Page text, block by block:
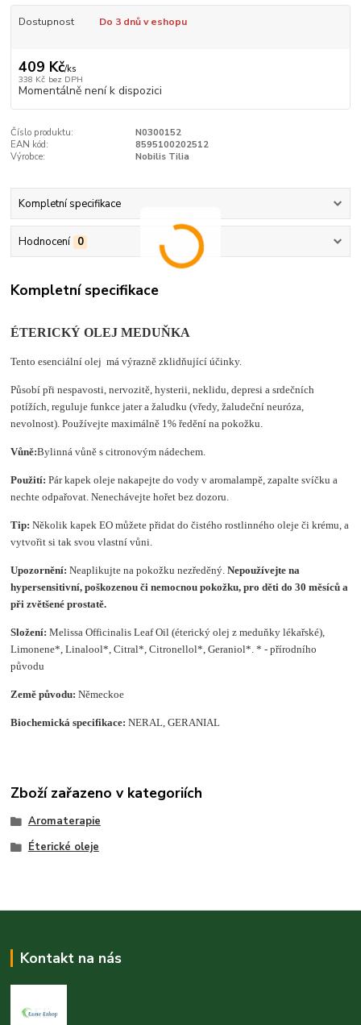
Dostupnost Do 3 dnů v eshopu
409 Kč/ks
338 Kč bez DPH
Momentálně není k dispozici
Číslo produktu:
N0300152
EAN kód:
8595100202512
Výrobce:
Nobilis Tilia
Kompletní specifikace
Hodnocení 0
Kompletní specifikace
ÉTERICKÝ OLEJ MEDUŇKA
Tento esenciální olej má výrazně zklidňující účinky.
Působí při nespavosti, nervozitě, hysterii, neklidu, depresi a srdečních
potížích, reguluje funkce jater a žaludku (vředy, žaludeční neuróza,
nevolnost). Používejte maximálně 1% ředění na pokožku.
Vůně:Bylinná vůně s citronovým nádechem.
Použití: Pár kapek oleje nakapejte do vody v aromalampě, zapalte svíčku a
nechte odpařovat. Nenechávejte hořet bez dozoru.
Tip: Několik kapek EO můžete přidat do čistého rostlinného oleje či krému, a
vytvořit si tak svou vlastní vůni.
Upozornění: Neaplikujte na pokožku nezředěný.Nepoužívejte na
hypersensitivní, poškozenou či nemocnou pokožku, pro děti do 30 měsíců a
při zvětšené prostatě.
Složení: Melissa Officinalis Leaf Oil (éterický olej z meduňky lékařské),
Limonene*, Linalool*, Citral*, Citronellol*, Geraniol*. * - přírodního
původu
Země původu: Německoe
Biochemická specifikace:NERAL, GERANIAL
Zboží zařazeno v kategoriích
Aromaterapie
Éterické oleje
Kontakt na nás